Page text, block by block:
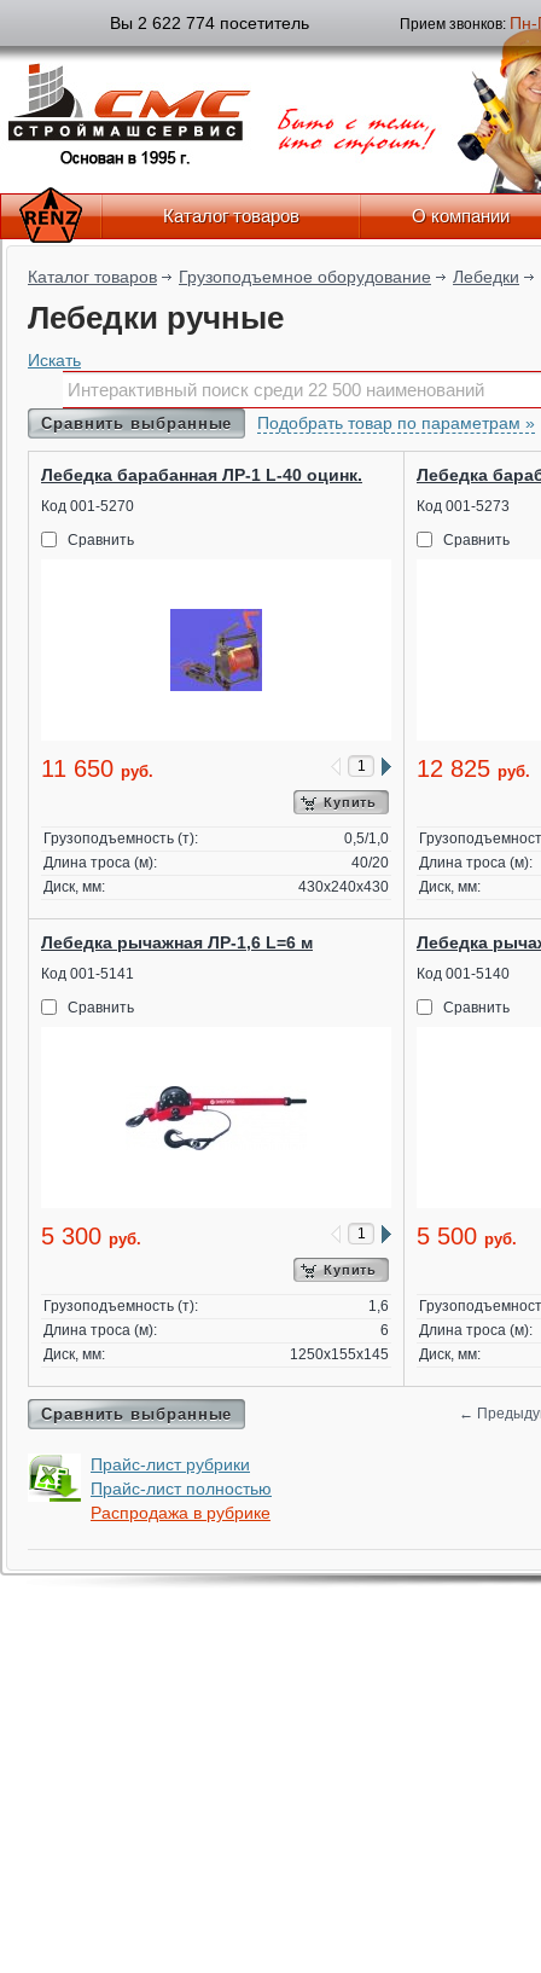
Вы 2 622 774 посетитель Прием звонков: Пн-
Каталог товаров О компании
Каталог товаров Грузоподъемное оборудование Лебедки
Лебедки ручные
Искать
Сравнить выбранные Подобрать товар по параметрам »
Лебедка барабанная ЛР-1 L-40 оцинк.
Код 001-5270
Сравнить
11 650 руб.
Купить
Грузоподъемность (т):
0,5/1,0
Длина троса (м):
40/20
Диск, мм:
430х240х430
Лебедка
Код 001-5273
Сравнить
12 825 руб.
Длина троса (м):
Диск, мм:
Лебедка рычажная ЛР-1,6 L=6 м
Код 001-5141
Сравнить
5 300 руб.
Купить
Грузоподъемность (т):
1,6
Длина троса (м):
6
Диск, мм:
1250х155х145
Лебедка
Код 001-5140
Сравнить
5 500 руб.
Длина троса (м):
Диск, мм:
Сравнить выбранные ←
Прайс-лист рубрики
Прайс-лист полностью
Распродажа в рубрике